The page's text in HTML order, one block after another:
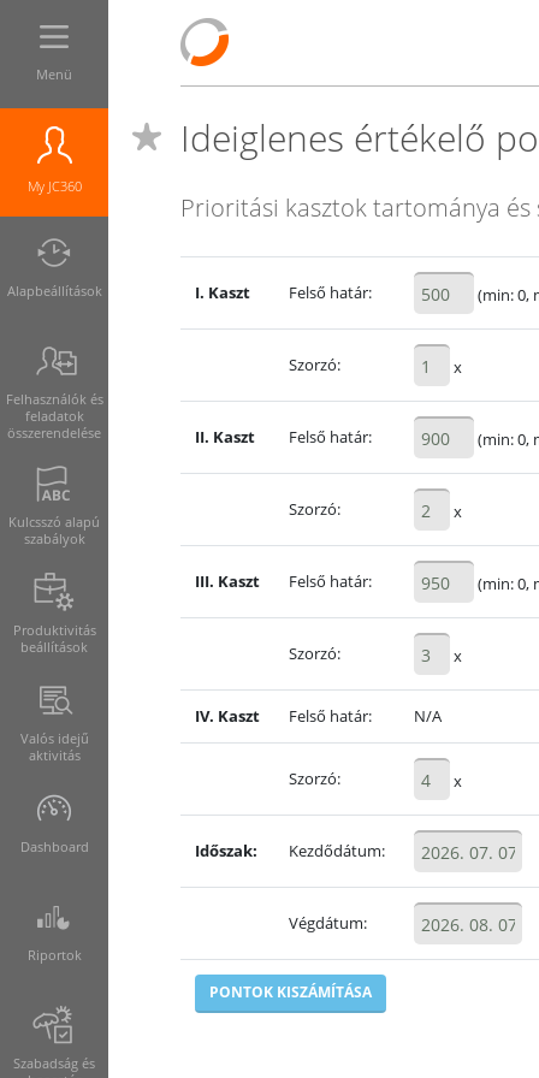
Menü
My JC360
Alapbeállítások
Felhasználók és
feladatok
összerendelése
Kulcsszó alapú
szabályok
Produktivitás
beállítások
Valós idejű
aktivitás
Dashboard
Riportok
Szabadság és
Ideiglenes értékelő
Prioritási kasztok tartománya és
I. Kaszt Felső határ: (min: 0,
Szorzó: x
II. Kaszt Felső határ: (min: 0,
Szorzó: x
III. Kaszt Felső határ: (min: 0,
Szorzó: x
IV. Kaszt Felső határ: N/A
Szorzó: x
Időszak: Kezdődátum:
Végdátum: